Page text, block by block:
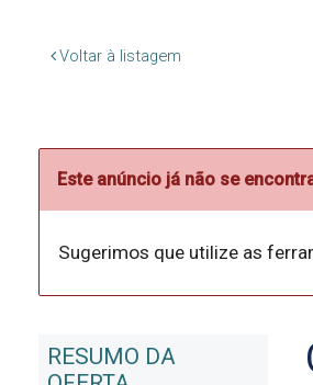
Voltar à listagem
Este anúncio já não se
Sugerimos que utilize as
RESUMO DA